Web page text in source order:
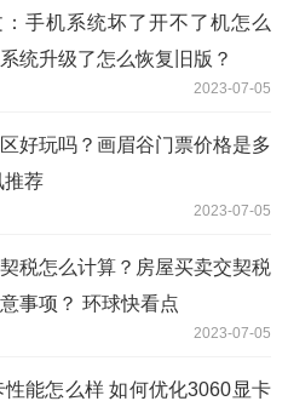
手机系统坏了开不了机怎么
统升级了怎么恢复旧版？
2023-07-05
好玩吗？画眉谷门票价格是多
推荐
2023-07-05
税怎么计算？房屋买卖交契税
事项？ 环球快看点
2023-07-05
性能怎么样 如何优化3060显卡